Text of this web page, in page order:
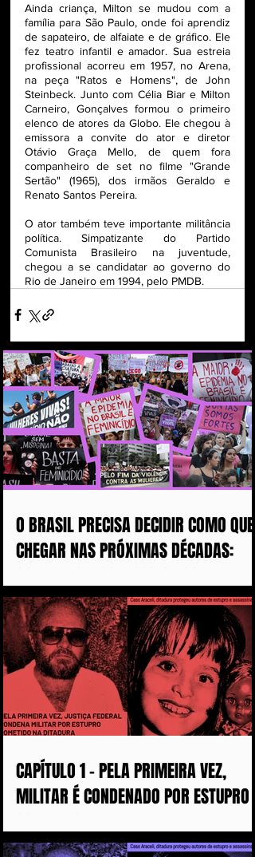
Ainda criança, Milton se mudou com a
família para São Paulo, onde foi aprendiz
de sapateiro, de alfaiate e de gráfico. Ele
fez teatro infantil e amador. Sua estreia
profissional acorreu em 1957, no Arena,
na peça "Ratos e Homens", de John
Steinbeck. Junto com Célia Biar e Milton
Carneiro, Gonçalves formou o primeiro
elenco de atores da Globo. Ele chegou à
emissora a convite do ator e diretor
Otávio Graça Mello, de quem fora
companheiro de set no filme "Grande
Sertão" (1965), dos irmãos Geraldo e
Renato Santos Pereira.
O ator também teve importante militância
política. Simpatizante do Partido
Comunista Brasileiro na juventude,
chegou a se candidatar ao governo do
Rio de Janeiro em 1994, pelo PMDB.
O BRASIL PRECISA DECIDIR COMO QUER
CHEGAR NAS PRÓXIMAS DÉCADAS:
MULHERES ASSASSINADAS
CAPÍTULO 1 - PELA PRIMEIRA VEZ,
MILITAR É CONDENADO POR ESTUPRO